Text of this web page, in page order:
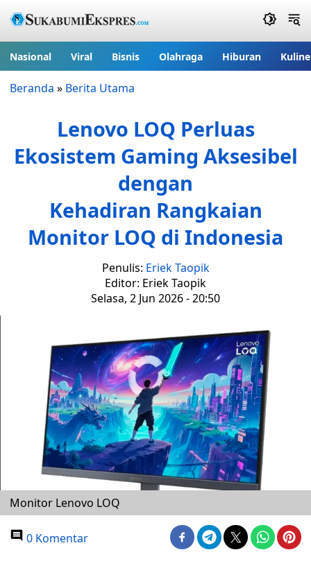
Nasional Viral Bisnis Olahraga Hiburan
Beranda » Berita Utama
Lenovo LOQ Perluas
Ekosistem Gaming Aksesibel
dengan
Kehadiran Rangkaian
Monitor LOQ di Indonesia
Penulis: Eriek Taopik
Editor: Eriek Taopik
Selasa, 2 Jun 2026 - 20:50
Monitor Lenovo LOQ
0 Komentar